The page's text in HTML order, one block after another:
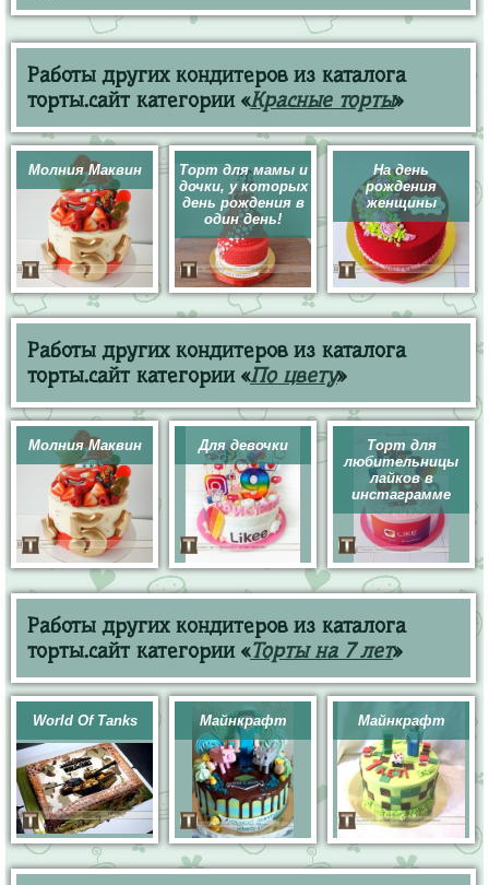
Работы других кондитеров из каталога
торты.сайт категории «Красные торты»
Молния Маквин
Торт для мамы и
дочки, у которых
день рождения в
один день!
На день
рождения
женщины
Работы других кондитеров из каталога
торты.сайт категории «По цвету»
Молния Маквин Для девочки
Торт для
любительницы
лайков в
инстаграмме
Работы других кондитеров из каталога
торты.сайт категории «Торты на 7 лет»
World Of Tanks Майнкрафт Майнкрафт